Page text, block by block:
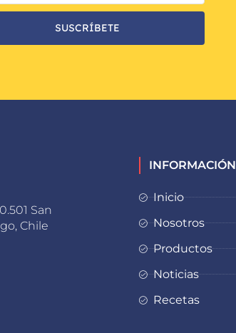
SUSCRÍBETE
San
Chile
INFORMACIÓN
Inicio
Nosotros
Productos
Noticias
Recetas